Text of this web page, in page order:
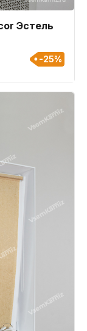
Эстель
-25%